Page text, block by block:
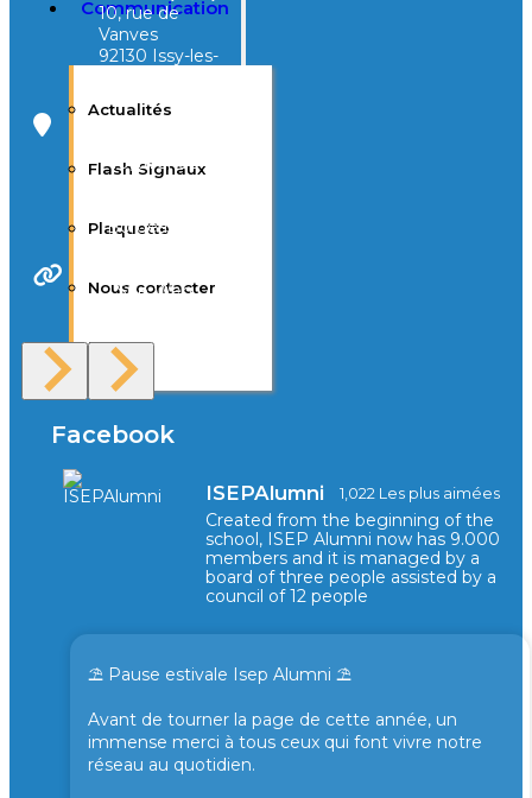
Communication
Actualités
Flash Signaux
Plaquette
Nous contacter
F.A.Q
10, rue de
Vanves
92130 Issy-les-
40, avenue
d’Eysines
Bordeaux
Site Web
Facebook
ISEPAlumni 1,022 Les plus aimées
Created from the beginning of the
school, ISEP Alumni now has 9.000
members and it is managed by a
board of three people assisted by a
council of 12 people
⛱️ Pause estivale Isep Alumni ⛱️
Avant de tourner la page de cette année, un
immense merci à tous ceux qui font vivre notre
réseau au quotidien.